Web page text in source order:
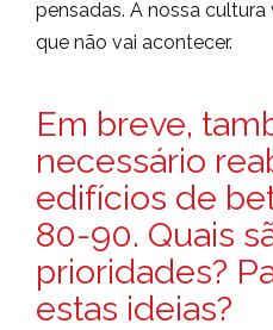
pensadas. A nossa
que não vai acontecer.
Em breve,
necessário
edifícios de
80-90. Quais
prioridades?
estas ideias?